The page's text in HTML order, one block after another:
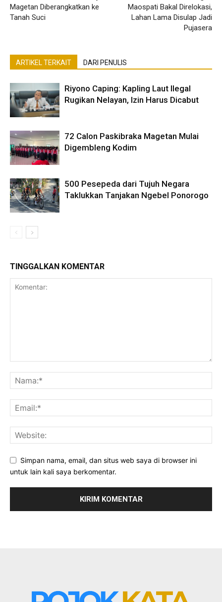
Magetan Diberangkatkan ke
Tanah Suci
Maospati Bakal Direlokasi,
Lahan Lama Disulap Jadi
Pujasera
ARTIKEL TERKAIT DARI PENULIS
Riyono Caping: Kapling Laut Ilegal
Rugikan Nelayan, Izin Harus Dicabut
72 Calon Paskibraka Magetan Mulai
Digembleng Kodim
500 Pesepeda dari Tujuh Negara
Taklukkan Tanjakan Ngebel Ponorogo
TINGGALKAN KOMENTAR
Simpan nama, email, dan situs web saya di browser ini
untuk lain kali saya berkomentar.